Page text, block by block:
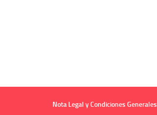
Nota Legal y Condiciones Generales